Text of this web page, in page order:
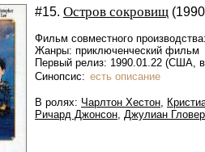
#15. Остров сокровищ (1990
Фильм совместного
Жанры: приключенческий фильм
Первый релиз: 1990.01.22 (США,
Синопсис: есть описание
В ролях: Чарлтон Хестон,
Ричард Джонсон, Джулиан Гловер